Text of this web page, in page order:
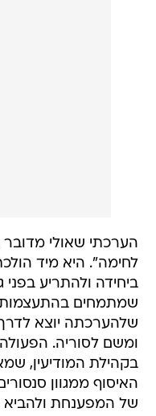
הערכתי שאולי
לחימה". היא מיד
ביחידה ולהתריע
שמתמחים בהתעצמות
שלהערכתה יוצא
ומשם לסוריה.
בקהילת המודיעין,
האיסוף ממגוון
של המפענחת ולהביא